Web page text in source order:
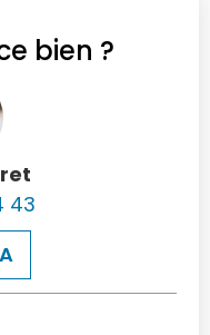
bien ?
43